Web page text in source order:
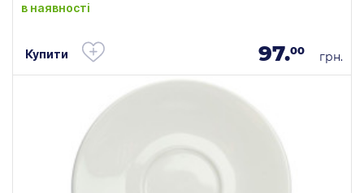
в наявності
Купити 97.00 грн.